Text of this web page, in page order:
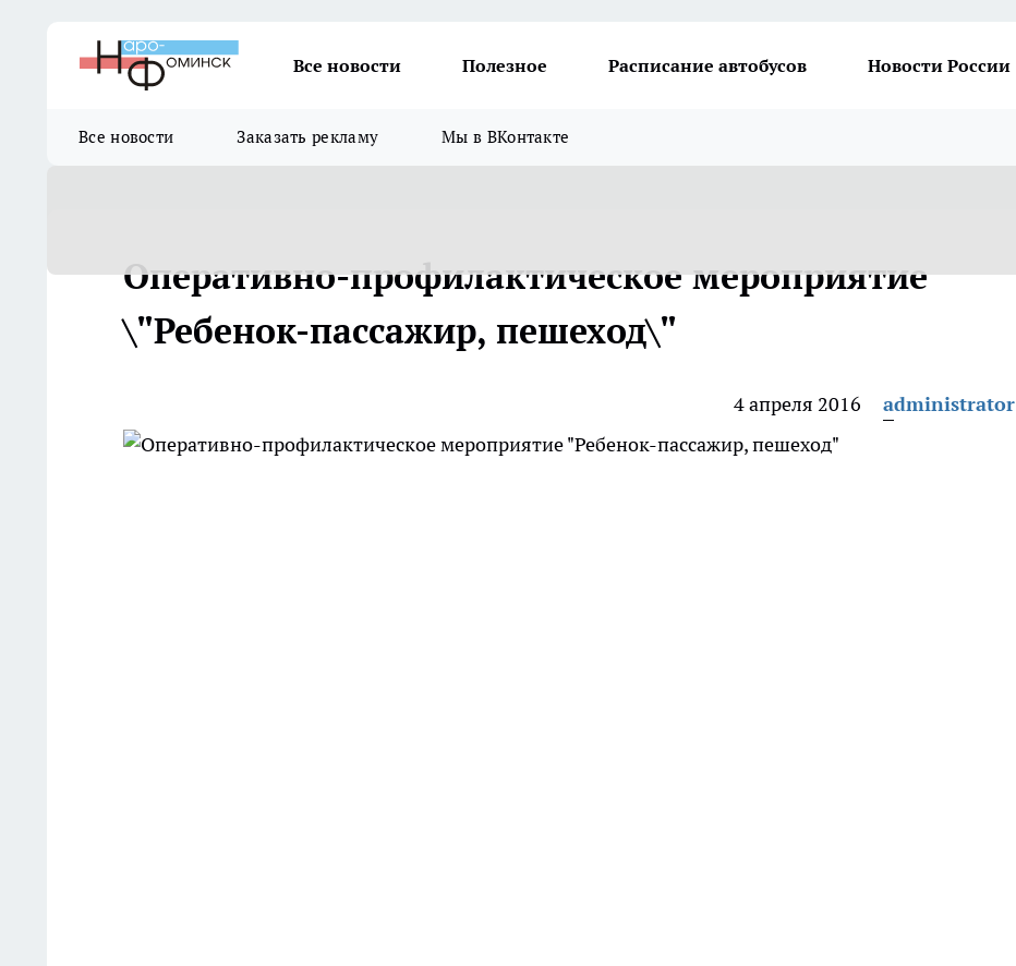
Все новости Полезное Расписание автобусов Новости России
Все новости Заказать рекламу Мы в ВКонтакте
Оперативно-профилактическое мероприятие
\"Ребенок-пассажир, пешеход\"
4 апреля 2016 administrator